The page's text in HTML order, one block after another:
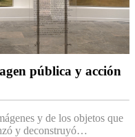
pública y acción
y de los objetos que
y deconstruyó…